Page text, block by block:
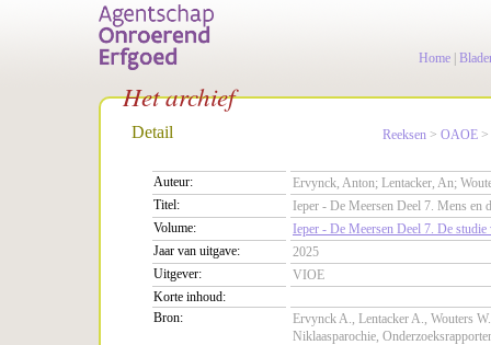
Home|
Het archief
Reeksen > OAOE >
Detail
Auteur:
Ervynck, Anton; Lentacker, An;
Titel:
Ieper - De Meersen Deel 7. Mens en
Volume:
Ieper - De Meersen Deel 7. De
Jaar van uitgave:
2025
Uitgever:
VIOE
Korte inhoud:
Bron:
Ervynck A., Lentacker A., Wouters
Niklaasparochie,